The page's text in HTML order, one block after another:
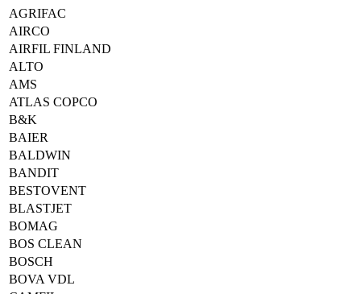
AGRIFAC
AIRCO
AIRFIL FINLAND
ALTO
AMS
ATLAS COPCO
B&K
BAIER
BALDWIN
BANDIT
BESTOVENT
BLASTJET
BOMAG
BOS CLEAN
BOSCH
BOVA VDL